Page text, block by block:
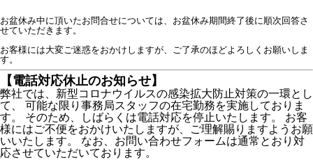
お盆休み中に頂いたお問合せについては、お盆休み期間終了後に順次回答さ
せていただきます。
お客様には大変ご迷惑をおかけしますが、ご了承のほどよろしくお願いしま
す。
【電話対応休止のお知らせ】
弊社では、新型コロナウイルスの感染拡大防止対策の一環とし
て、 可能な限り事務局スタッフの在宅勤務を実施しておりま
す。 そのため、しばらくは電話対応を停止いたします。 お客
様にはご不便をおかけいたしますが、ご理解賜りますようお願
いいたします。 なお、お問い合わせフォームは通常とおり対
応させていただいております。